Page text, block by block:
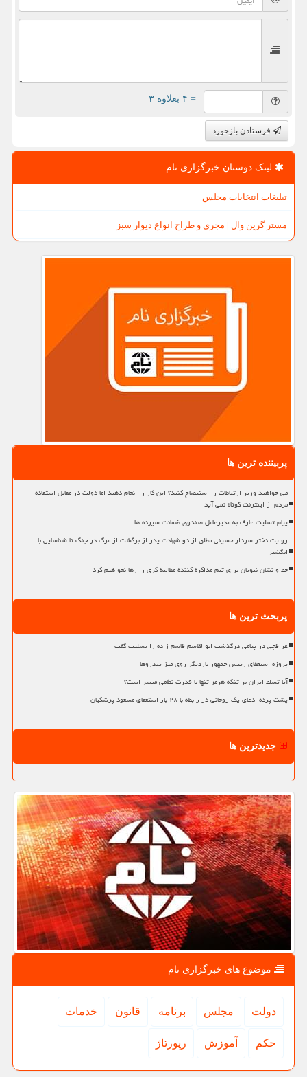
= ۴ بعلاوه ۳
فرستادن بازخورد
لینک دوستان خبرگزاری نام
تبلیغات انتخابات مجلس
مستر گرین وال | مجری و طراح انواع دیوار سبز
پربیننده ترین ها
می خواهید وزیر ارتباطات را استیضاح کنید؟ این کار را انجام دهید اما دولت در مقابل استفاده
مردم از اینترنت کوتاه نمی آید
پیام تسلیت عارف به مدیرعامل صندوق ضمانت سپرده ها
روایت دختر سردار حسینی مطلق از دو شهادت پدر از برگشت از مرگ در جنگ تا شناسایی با
انگشتر
خط و نشان نبویان برای تیم مذاکره کننده مطالبه گری را رها نخواهیم کرد
پربحث ترین ها
عراقچی در پیامی درگذشت ابوالقاسم قاسم زاده را تسلیت گفت
پروژه استعفای رییس جمهور باردیگر روی میز تندروها
آیا تسلط ایران بر تنگه هرمز تنها با قدرت نظامی میسر است؟
پشت پرده ادعای یک روحانی در رابطه با ۲۸ بار استعفای مسعود پزشکیان
جدیدترین ها
موضوع های خبرگزاری نام
دولت مجلس برنامه قانون خدمات
حكم آموزش رپورتاژ